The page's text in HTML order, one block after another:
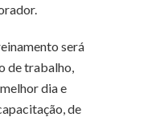
será
de trabalho,
dia e
de